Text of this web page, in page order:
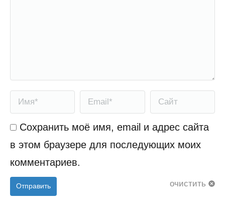
Имя * Email * Сайт
Сохранить моё имя, email и адрес сайта
в этом браузере для последующих моих
комментариев.
очистить
Отправить